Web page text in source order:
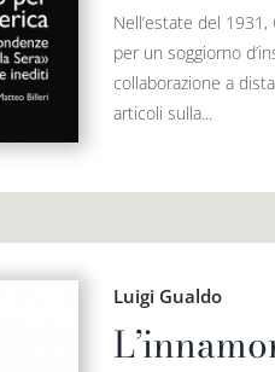
Nell’estate del
per un soggiorno
collaborazione a
articoli sulla...
Luigi Gualdo